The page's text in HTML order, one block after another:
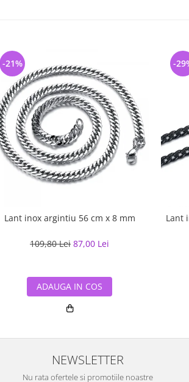
Lant inox argintiu 56 cm x 8 mm
109,80 Lei 87,00 Lei
-21%
ADAUGA IN COS
Lant
-
NEWSLETTER
Nu rata ofertele si promotiile noastre